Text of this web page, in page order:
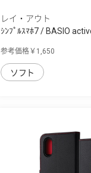
レイ・アウト
ｼﾝﾌﾟﾙｽﾏﾎ7 / BASIO
参考価格￥1,650
ソフト